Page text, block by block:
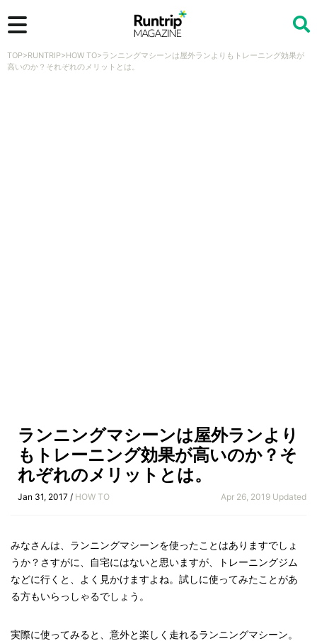
検索
TOP>RUNTRIP>HOW TO>ランニングマシーンは屋外ランよりもトレーニング効果が
高いのか？それぞれのメリットとは。
ランニングマシーンは屋外ランより
もトレーニング効果が高いのか？そ
れぞれのメリットとは。
Jan 31, 2017 / HOW TO Apr 26, 2019 Updated
みなさんは、ランニングマシーンを使ったことはありますでしょ
うか？さすがに、自宅にはないと思いますが、トレーニングジム
などに行くと、よく見かけますよね。試しに使ってみたことがあ
る方もいらっしゃるでしょう。
実際に使ってみると、意外と楽しく走れるランニングマシーン。